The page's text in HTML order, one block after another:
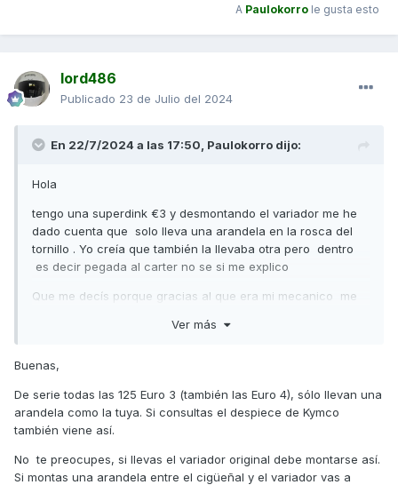
A Paulokorro le gusta esto
lord486
Publicado 23 de Julio del 2024
En 22/7/2024 a las 17:50, Paulokorro dijo:
Hola
tengo una superdink €3 y desmontando el variador me he
dado cuenta que solo lleva una arandela en la rosca del
tornillo . Yo creía que también la llevaba otra pero dentro
es decir pegada al carter no se si me explico
Que me decís porque gracias al que era mi mecanico me
Ver más
Buenas,
De serie todas las 125 Euro 3 (también las Euro 4), sólo llevan una
arandela como la tuya. Si consultas el despiece de Kymco
también viene así.
No te preocupes, si llevas el variador original debe montarse así.
Si montas una arandela entre el cigüeñal y el variador vas a